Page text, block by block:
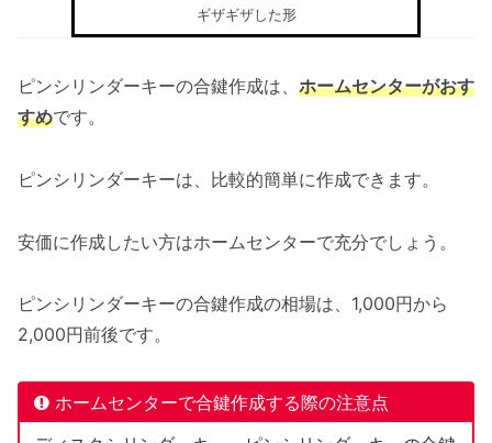
ギザギザした形
ピンシリンダーキーの合鍵作成は、 ホームセンターがおす
すめです。
ピンシリンダーキーは、比較的簡単に作成できます。
安価に作成したい方はホームセンターで充分でしょう。
ピンシリンダーキーの合鍵作成の相場は、1,000円から
2,000円前後です。
ホームセンターで合鍵作成する際の注意点